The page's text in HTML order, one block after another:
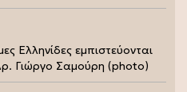
Ελληνίδες εμπιστεύονται
Γιώργο Σαμούρη (photo)